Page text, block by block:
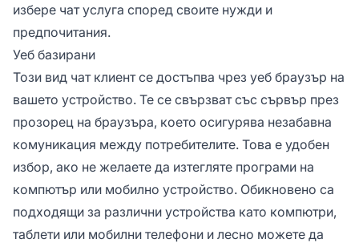
избере чат услуга според своите нужди и
предпочитания.
Уеб базирани
Този вид чат клиент се достъпва чрез уеб браузър на
вашето устройство. Те се свързват със сървър през
прозорец на браузъра, което осигурява незабавна
комуникация между потребителите. Това е удобен
избор, ако не желаете да изтегляте програми на
компютър или мобилно устройство. Обикновено са
подходящи за различни устройства като компютри,
таблети или мобилни телефони и лесно можете да